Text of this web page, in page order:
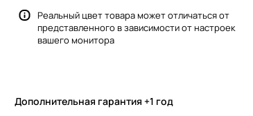
Реальный цвет товара может отличаться от
представленного в зависимости от настроек
вашего монитора
Дополнительная гарантия +1 год